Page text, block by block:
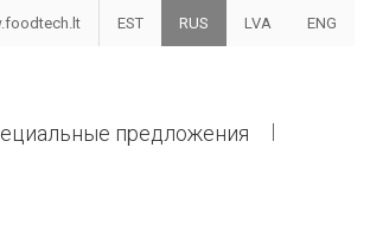
EST RUS LVA ENG
предложения